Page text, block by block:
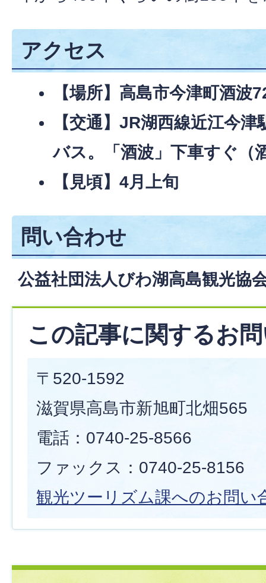
アクセス
【場所】高島市今津町酒波
【交通】JR湖西線近江今
バス。「酒波」下車すぐ（
【見頃】4月上旬
問い合わせ
公益社団法人びわ湖高島観光協
この記事に関するお
〒520-1592
滋賀県高島市新旭町北畑565
電話：0740-25-8566
ファックス：0740-25-8156
観光ツーリズム課へのお問い